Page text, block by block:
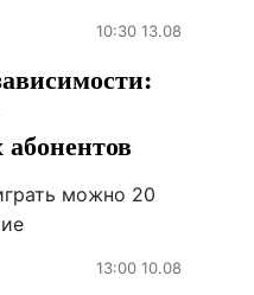
10:30 13.08
можно 20
13:00 10.08